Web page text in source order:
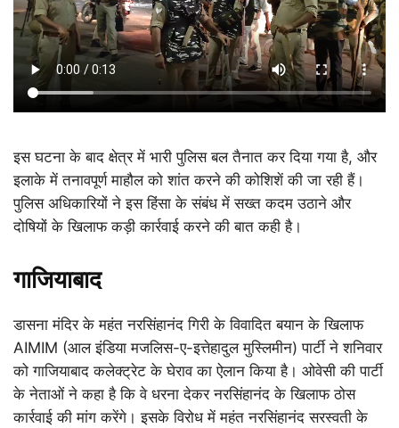
इस घटना के बाद क्षेत्र में भारी पुलिस बल तैनात कर दिया गया है, और
इलाके में तनावपूर्ण माहौल को शांत करने की कोशिशें की जा रही हैं।
पुलिस अधिकारियों ने इस हिंसा के संबंध में सख्त कदम उठाने और
दोषियों के खिलाफ कड़ी कार्रवाई करने की बात कही है।
गाजियाबाद
डासना मंदिर के महंत नरसिंहानंद गिरी के विवादित बयान के खिलाफ
AIMIM (आल इंडिया मजलिस-ए-इत्तेहादुल मुस्लिमीन) पार्टी ने शनिवार
को गाजियाबाद कलेक्ट्रेट के घेराव का ऐलान किया है। ओवेसी की पार्टी
के नेताओं ने कहा है कि वे धरना देकर नरसिंहानंद के खिलाफ ठोस
कार्रवाई की मांग करेंगे। इसके विरोध में महंत नरसिंहानंद सरस्वती के